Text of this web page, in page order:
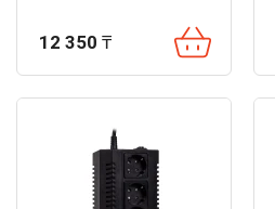
12 350 ₸